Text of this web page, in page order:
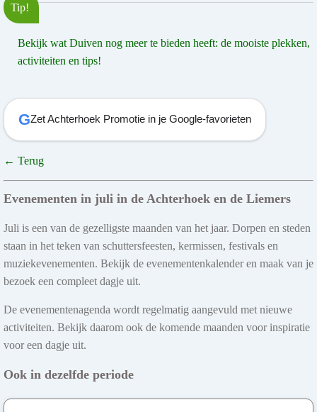
Tip!
Bekijk wat Duiven nog meer te bieden heeft: de mooiste plekken,
activiteiten en tips!
GZet Achterhoek Promotie in je Google-favorieten
← Terug
Evenementen in juli in de Achterhoek en de Liemers
Juli is een van de gezelligste maanden van het jaar. Dorpen en steden
staan in het teken van schuttersfeesten, kermissen, festivals en
muziekevenementen. Bekijk de evenementenkalender en maak van je
bezoek een compleet dagje uit.
De evenementenagenda wordt regelmatig aangevuld met nieuwe
activiteiten. Bekijk daarom ook de komende maanden voor inspiratie
voor een dagje uit.
Ook in dezelfde periode